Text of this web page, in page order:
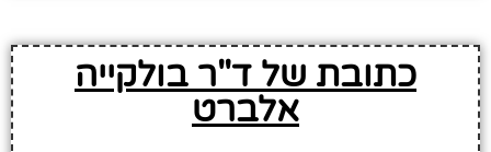
כתובת של ד"ר בולקייה
אלברט